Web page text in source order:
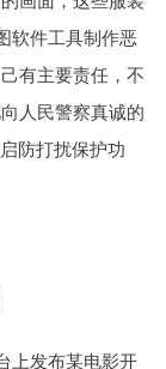
软件工具制作恶
有主要责任，不
人民警察真诚的
防打扰保护功
上发布某电影开